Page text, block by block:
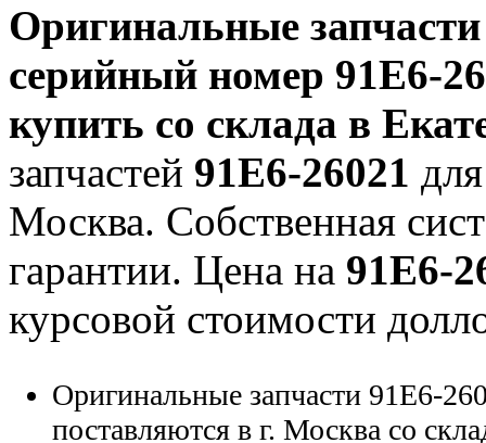
Оригинальные
серийный номер 91E6-
купить со склада в
запчастей 91E6-26021
Москва. Собственная
гарантии. Цена на 91E6-
курсовой стоимости
Оригинальные запчасти 91E6-
поставляются в г. Москва со